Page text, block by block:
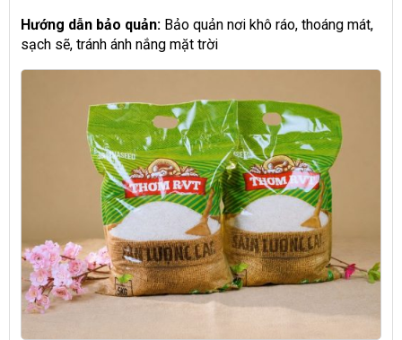
Hướng dẫn bảo quản: Bảo quản nơi khô ráo, thoáng mát,
sạch sẽ, tránh ánh nắng mặt trời